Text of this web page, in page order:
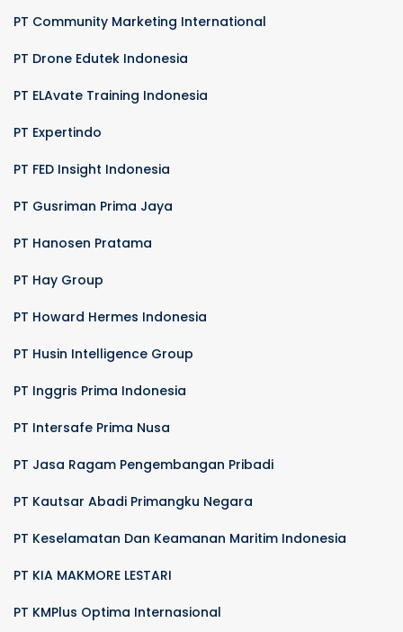
PT Community Marketing International
PT Drone Edutek Indonesia
PT ELAvate Training Indonesia
PT Expertindo
PT FED Insight Indonesia
PT Gusriman Prima Jaya
PT Hanosen Pratama
PT Hay Group
PT Howard Hermes Indonesia
PT Husin Intelligence Group
PT Inggris Prima Indonesia
PT Intersafe Prima Nusa
PT Jasa Ragam Pengembangan Pribadi
PT Kautsar Abadi Primangku Negara
PT Keselamatan Dan Keamanan Maritim Indonesia
PT KIA MAKMORE LESTARI
PT KMPlus Optima Internasional